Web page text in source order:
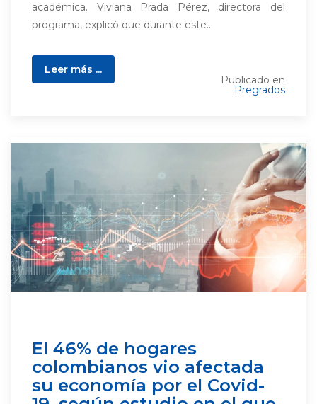
académica. Viviana Prada Pérez, directora del
programa, explicó que durante este...
Leer más ...
Publicado en
Pregrados
El 46% de hogares
colombianos vio afectada
su economía por el Covid-